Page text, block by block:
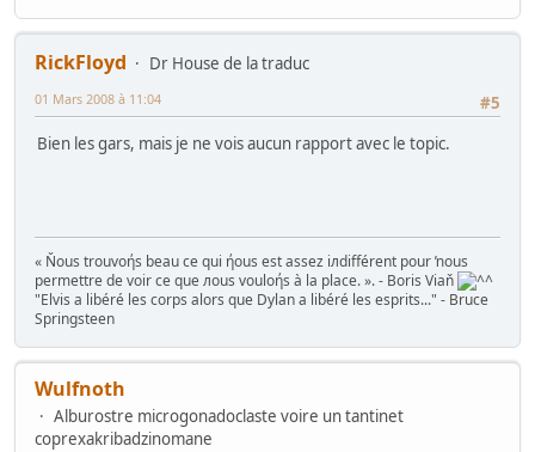
RickFloyd
Dr House de la traduc
#5
01 Mars 2008 à 11:04
Bien les gars, mais je ne vois aucun rapport avec le topic.
« Ňous trouvoήs beau ce qui ήous est assez iлdifférent pour ŉous
permettre de voir ce que лous vouloήs à la place. ». - Boris Viaň
"Elvis a libéré les corps alors que Dylan a libéré les esprits..." - Bruce
Springsteen
Wulfnoth
Alburostre microgonadoclaste voire un tantinet
coprexakribadzinomane